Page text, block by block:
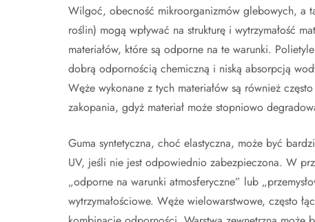
Wilgoć, obecność mikroorganizmów glebowych, a
roślin) mogą wpływać na strukturę i wytrzymałość
materiałów, które są odporne na te warunki.
dobrą odpornością chemiczną i niską absorpcją
Węże wykonane z tych materiałów są również
zakopania, gdyż materiał może stopniowo
Guma syntetyczna, choć elastyczna, może być
UV, jeśli nie jest odpowiednio zabezpieczona. W
„odporne na warunki atmosferyczne” lub
wytrzymałościowe. Węże wielowarstwowe, często